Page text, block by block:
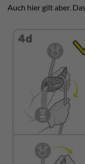
Auch hier gilt aber.